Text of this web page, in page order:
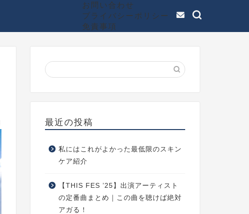
お問い合わせ
プライバシーポリシー
免責事項
最近の投稿
私にはこれがよかった最低限のスキン
ケア紹介
【THIS FES ’25】出演アーティスト
の定番曲まとめ｜この曲を聴けば絶対
アガる！